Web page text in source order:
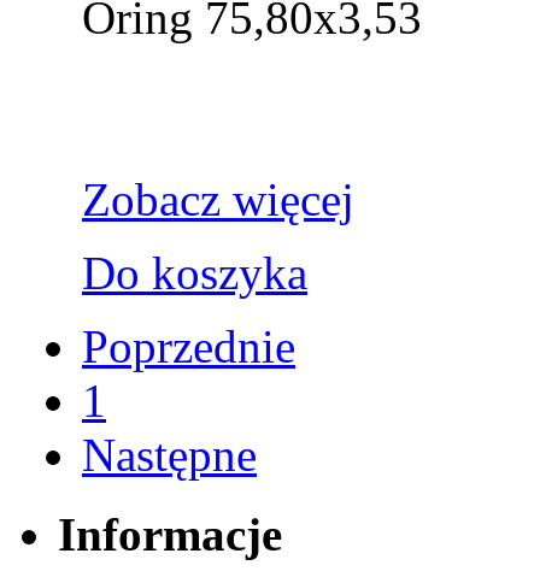
Oring 75,80x3,53
Zobacz więcej
Do koszyka
Poprzednie
1
Następne
Informacje